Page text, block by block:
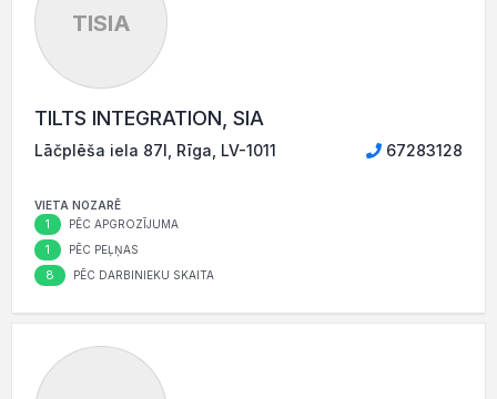
TISIA
TILTS INTEGRATION, SIA
Lāčplēša iela 87I, Rīga, LV-1011 67283128
VIETA NOZARĒ
1 PĒC APGROZĪJUMA
1 PĒC PEĻŅAS
8 PĒC DARBINIEKU SKAITA